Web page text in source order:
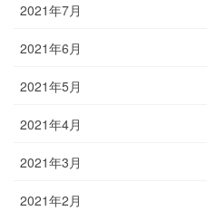
2021年7月
2021年6月
2021年5月
2021年4月
2021年3月
2021年2月